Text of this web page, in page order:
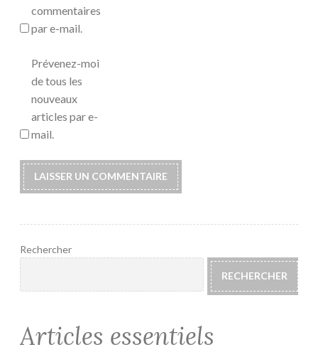
commentaires
par e-mail.
Prévenez-moi
de tous les
nouveaux
articles par e-
mail.
Rechercher
RECHERCHER
Articles essentiels